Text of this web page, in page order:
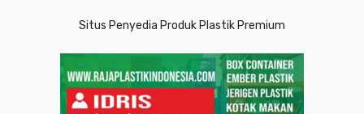
Situs Penyedia Produk Plastik Premium